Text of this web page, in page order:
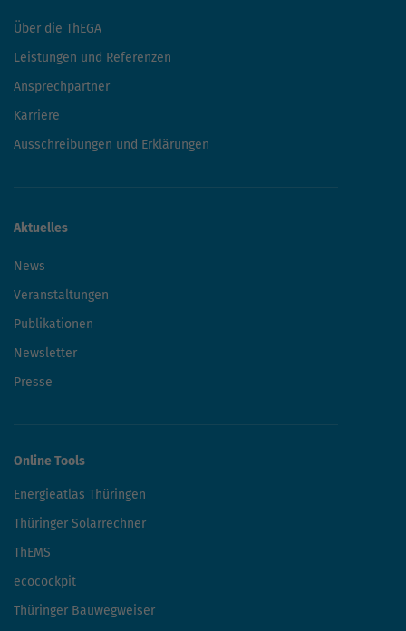
Über die ThEGA
Leistungen und Referenzen
Ansprechpartner
Karriere
Ausschreibungen und Erklärungen
Aktuelles
News
Veranstaltungen
Publikationen
Newsletter
Presse
Online Tools
Energieatlas Thüringen
Thüringer Solarrechner
ThEMS
ecocockpit
Thüringer Bauwegweiser